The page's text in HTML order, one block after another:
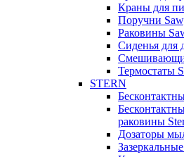
Краны для
Поручни
Раковины
Сиденья для
Термостаты
STERN
раковины
Дозаторы